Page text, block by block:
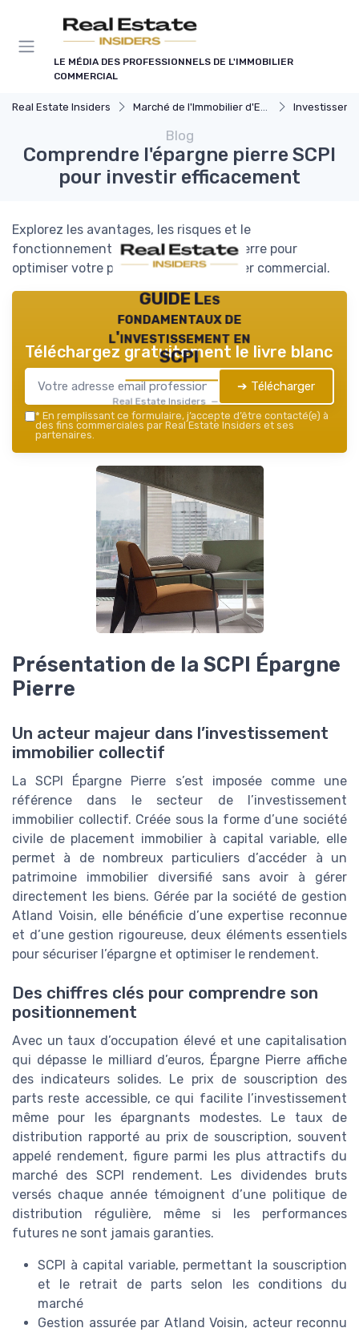
LE MÉDIA DES PROFESSIONNELS DE L'IMMOBILIER
COMMERCIAL
Real Estate Insiders Marché de l'Immobilier d'Entreprise Investissements
Blog
Comprendre l'épargne pierre SCPI
pour investir efficacement
Explorez les avantages, les risques et le
fonctionnement de la SCPI Épargne Pierre pour
optimiser votre placement en immobilier commercial.
GUIDE Les
fondamentaux de
l'investissement en
SCPI
Real Estate Insiders — 2026
Téléchargez gratuitement le livre blanc
➔ Télécharger
* En remplissant ce formulaire, j’accepte d’être contacté(e) à
des fins commerciales par Real Estate Insiders et ses
partenaires.
Présentation de la SCPI Épargne
Pierre
Un acteur majeur dans l’investissement
immobilier collectif
La SCPI Épargne Pierre s’est imposée comme une
référence dans le secteur de l’investissement
immobilier collectif. Créée sous la forme d’une société
civile de placement immobilier à capital variable, elle
permet à de nombreux particuliers d’accéder à un
patrimoine immobilier diversifié sans avoir à gérer
directement les biens. Gérée par la société de gestion
Atland Voisin, elle bénéficie d’une expertise reconnue
et d’une gestion rigoureuse, deux éléments essentiels
pour sécuriser l’épargne et optimiser le rendement.
Des chiffres clés pour comprendre son
positionnement
Avec un taux d’occupation élevé et une capitalisation
qui dépasse le milliard d’euros, Épargne Pierre affiche
des indicateurs solides. Le prix de souscription des
parts reste accessible, ce qui facilite l’investissement
même pour les épargnants modestes. Le taux de
distribution rapporté au prix de souscription, souvent
appelé rendement, figure parmi les plus attractifs du
marché des SCPI rendement. Les dividendes bruts
versés chaque année témoignent d’une politique de
distribution régulière, même si les performances
futures ne sont jamais garanties.
SCPI à capital variable, permettant la souscription
et le retrait de parts selon les conditions du
marché
Gestion assurée par Atland Voisin, acteur reconnu